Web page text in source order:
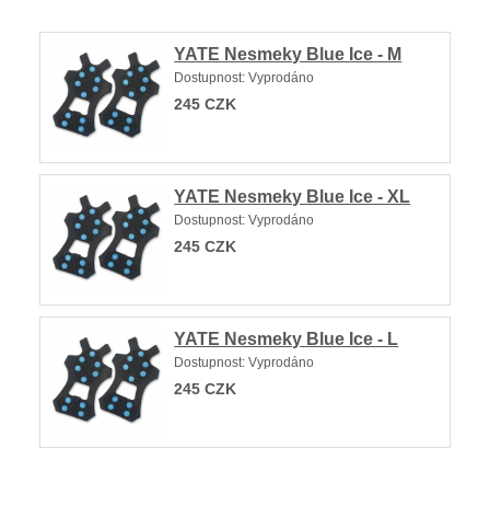
YATE Nesmeky Blue Ice - M
Dostupnost:Vyprodáno
245CZK
YATE Nesmeky Blue Ice - XL
Dostupnost:Vyprodáno
245CZK
YATE Nesmeky Blue Ice - L
Dostupnost:Vyprodáno
245CZK